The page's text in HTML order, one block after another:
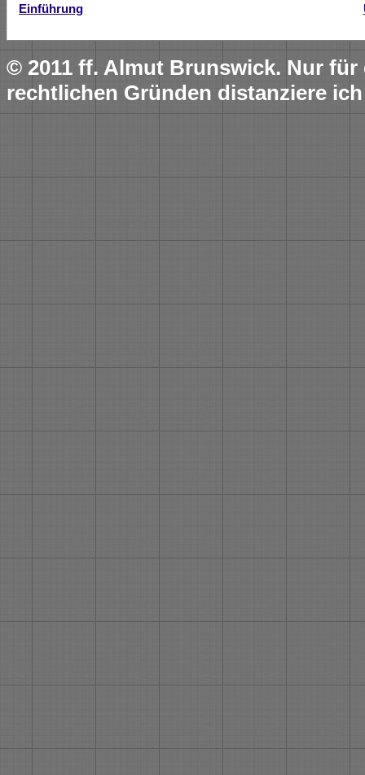
Einführung
© 2011 ff. Almut Brunswick. Nur
rechtlichen Gründen distanziere